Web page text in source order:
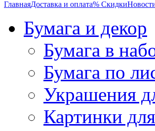
ГлавнаяДоставка и оплата% Скидки
Бумага и декор
Бумага в
Бумага по
Украшения
Картинки